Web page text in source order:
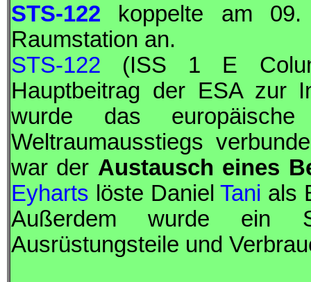
STS-122 koppelte am 09.
Raumstation an.
STS-122 (ISS 1 E
Hauptbeitrag der ESAzur
wurde das europäische
Weltraumausstiegs
war der Austausch eines
Eyharts löste DanielTani als
Außerdem wurde ein
Ausrüstungsteile und